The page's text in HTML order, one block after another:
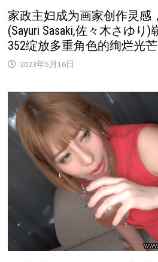
家政主妇成为画家创作灵感
(Sayuri Sasaki,佐々木さゆり
352绽放多重角色的绚烂光芒
2023年5月16日